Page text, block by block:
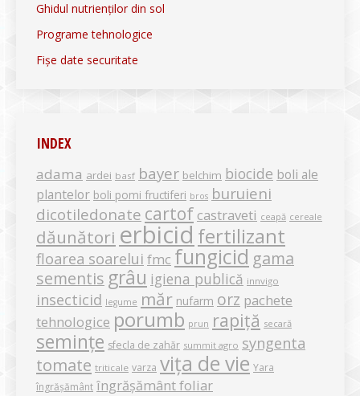
Ghidul nutrienților din sol
Programe tehnologice
Fișe date securitate
INDEX
adama ardei basf bayer belchim biocide boli ale
plantelor boli pomi fructiferi bros buruieni
dicotiledonate cartof castraveti ceapă cereale
dăunători erbicid fertilizant
floarea soarelui fmc fungicid gama
sementis grâu igiena publică innvigo
insecticid legume măr nufarm orz pachete
tehnologice porumb prun rapiță secară
semințe sfecla de zahăr summit agro syngenta
tomate triticale varza vița de vie Yara
îngrășământ îngrășământ foliar